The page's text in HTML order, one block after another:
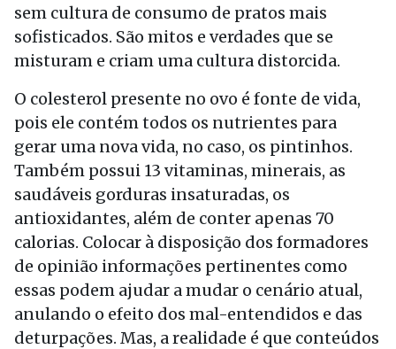
sem cultura de consumo de pratos mais
sofisticados. São mitos e verdades que se
misturam e criam uma cultura distorcida.
O colesterol presente no ovo é fonte de vida,
pois ele contém todos os nutrientes para
gerar uma nova vida, no caso, os pintinhos.
Também possui 13 vitaminas, minerais, as
saudáveis gorduras insaturadas, os
antioxidantes, além de conter apenas 70
calorias. Colocar à disposição dos formadores
de opinião informações pertinentes como
essas podem ajudar a mudar o cenário atual,
anulando o efeito dos mal-entendidos e das
deturpações. Mas, a realidade é que conteúdos